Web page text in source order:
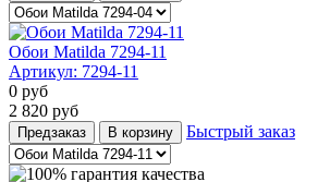
Обои Matilda 7294-11
Артикул: 7294-11
0 руб
2 820 руб
Предзаказ В корзину Быстрый заказ